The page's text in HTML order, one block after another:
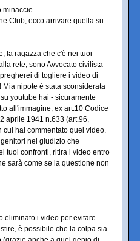
minaccie...
Club, ecco arrivare quella su
la ragazza che c'è nei tuoi
rete, sono Avvocato civilista
di togliere i video di
nipote è stata sconsiderata
youtube hai - sicuramente
all'immagine, ex art.10 Codice
aprile 1941 n.633 (art.96,
cui hai commentato quei video.
nel giudizio che
tuoi confronti, ritira i video entro
sarà come se la questione non
eliminato i video per evitare
è possibile che la colpa sia